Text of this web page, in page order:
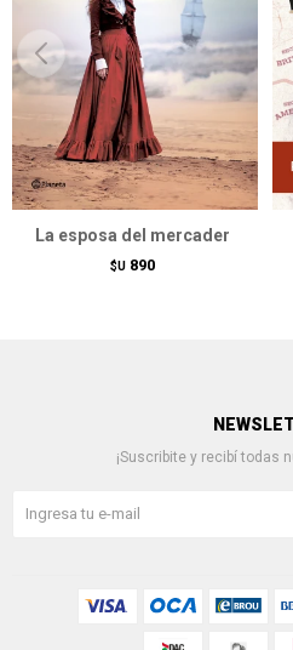
La esposa del mercader
$U 890
¡Suscribite y recibí todas